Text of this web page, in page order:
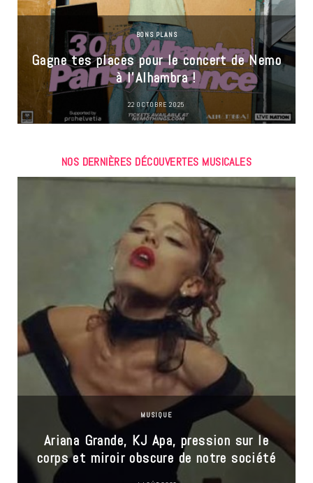
BONS PLANS
Gagne tes places pour le concert de Nemo
à l’Alhambra !
22 OCTOBRE 2025
NOS DERNIÈRES DÉCOUVERTES MUSICALES
MUSIQUE
Ariana Grande, KJ Apa, pression sur le
corps et miroir obscure de notre société